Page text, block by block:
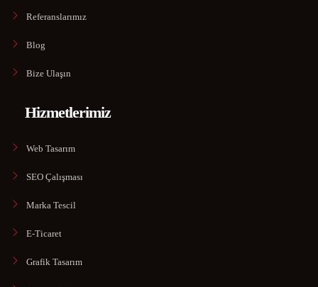
Referanslarımız
Blog
Bize Ulaşın
Hizmetlerimiz
Web Tasarım
SEO Çalışması
Marka Tescil
E-Ticaret
Grafik Tasarım